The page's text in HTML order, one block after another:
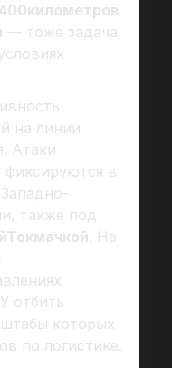
400километров
— тоже задача
на линии
Атаки
в
также под
. На
отбить
которых
по логистике.